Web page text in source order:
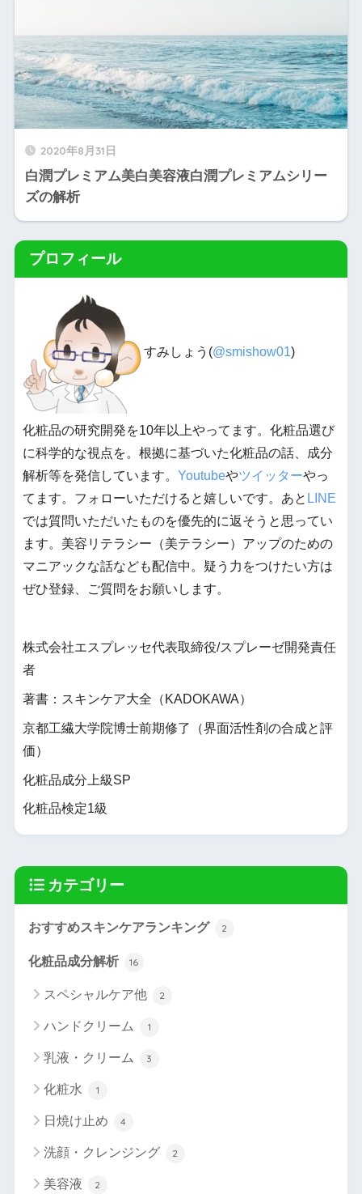
2020年8月31日
白潤プレミアム美白美容液白潤プレミアムシリー
ズの解析
プロフィール
すみしょう(@smishow01)
化粧品の研究開発を10年以上やってます。化粧品選び
に科学的な視点を。根拠に基づいた化粧品の話、成分
解析等を発信しています。 Youtubeやツイッターやっ
てます。フォローいただけると嬉しいです。あと LINE
では質問いただいたものを優先的に返そうと思ってい
ます。美容リテラシー（美テラシー）アップのための
マニアックな話なども配信中。疑う力をつけたい方は
ぜひ登録、ご質問をお願いします。
株式会社エスプレッセ代表取締役/スプレーゼ開発責任
者
著書：スキンケア大全（KADOKAWA）
京都工繊大学院博士前期修了（界面活性剤の合成と評
価）
化粧品成分上級SP
化粧品検定1級
カテゴリー
おすすめスキンケアランキング 2
化粧品成分解析 16
スペシャルケア他 2
ハンドクリーム 1
乳液・クリーム 3
化粧水 1
日焼け止め 4
洗顔・クレンジング 2
美容液 2